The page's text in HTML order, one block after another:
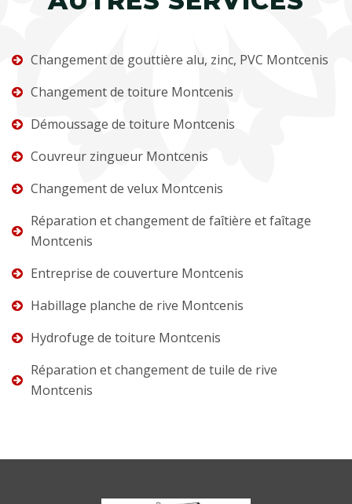
Changement de gouttière alu, zinc, PVC Montcenis
Changement de toiture Montcenis
Démoussage de toiture Montcenis
Couvreur zingueur Montcenis
Changement de velux Montcenis
Réparation et changement de faîtière et faîtage
Montcenis
Entreprise de couverture Montcenis
Habillage planche de rive Montcenis
Hydrofuge de toiture Montcenis
Réparation et changement de tuile de rive
Montcenis